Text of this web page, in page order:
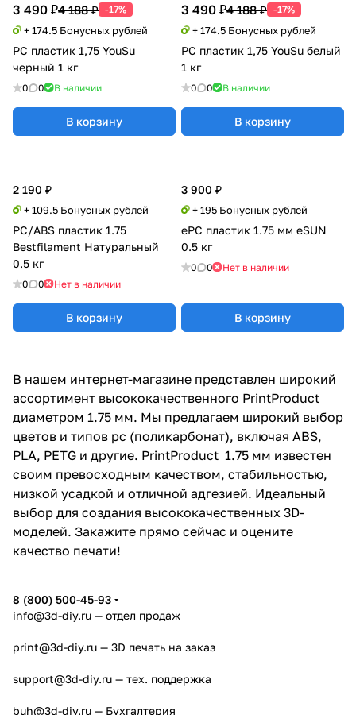
3 490 ₽4 188 ₽ -17%
+ 174.5 Бонусных рублей
PC пластик 1,75 YouSu
черный 1 кг
0 0 В наличии
В корзину
3 490 ₽4 188 ₽ -17%
+ 174.5 Бонусных рублей
PC пластик 1,75 YouSu белый
1 кг
0 0 В наличии
В корзину
2 190 ₽
+ 109.5 Бонусных рублей
PC/ABS пластик 1.75
Bestfilament Натуральный
0.5 кг
0 0 Нет в наличии
В корзину
3 900 ₽
+ 195 Бонусных рублей
ePC пластик 1.75 мм eSUN
0.5 кг
0 0 Нет в наличии
В корзину
В нашем интернет-магазине представлен широкий
ассортимент высококачественного PrintProduct
диаметром 1.75 мм. Мы предлагаем широкий выбор
цветов и типов pc (поликарбонат), включая ABS,
PLA, PETG и другие. PrintProduct 1.75 мм известен
своим превосходным качеством, стабильностью,
низкой усадкой и отличной адгезией. Идеальный
выбор для создания высококачественных 3D-
моделей. Закажите прямо сейчас и оцените
качество печати!
8 (800) 500-45-93
info@3d-diy.ru — отдел продаж
print@3d-diy.ru — 3D печать на заказ
support@3d-diy.ru — тех. поддержка
buh@3d-diy.ru — Бухгалтерия